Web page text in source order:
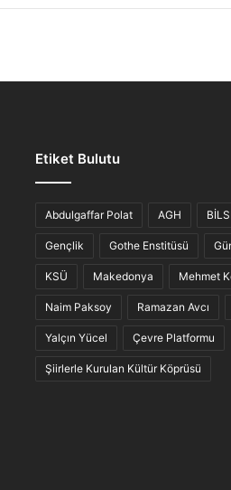
Ahvali
Türkülerinin “Anlam
Etiket Bulutu
Abdulgaffar Polat AGH
Gençlik Gothe Enstitüsü
KSÜ Makedonya Mehmet
Naim Paksoy Ramazan Avcı
Yalçın Yücel Çevre Platformu
Şiirlerle Kurulan Kültür Köprüsü